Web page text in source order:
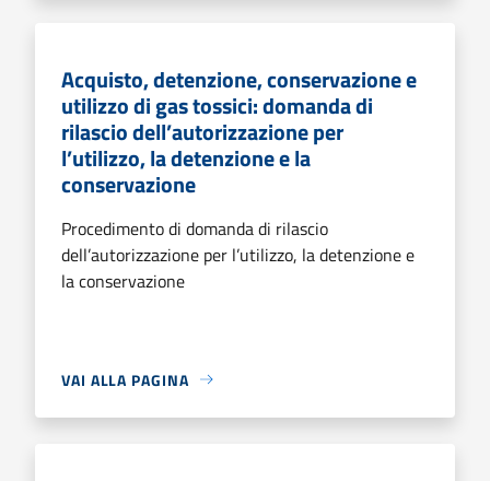
Acquisto, detenzione, conservazione e
utilizzo di gas tossici: domanda di
rilascio dell’autorizzazione per
l’utilizzo, la detenzione e la
conservazione
Procedimento di domanda di rilascio
dell’autorizzazione per l’utilizzo, la detenzione e
la conservazione
VAI ALLA PAGINA